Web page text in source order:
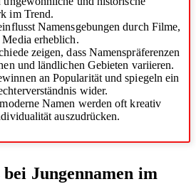
im Trend.
Namensgebungen durch Filme,
erheblich.
zeigen, dass Namenspräferenzen
und ländlichen Gebieten variieren.
an Popularität und spiegeln ein
wider.
Namen werden oft kreativ
auszudrücken.
Jungennamen im